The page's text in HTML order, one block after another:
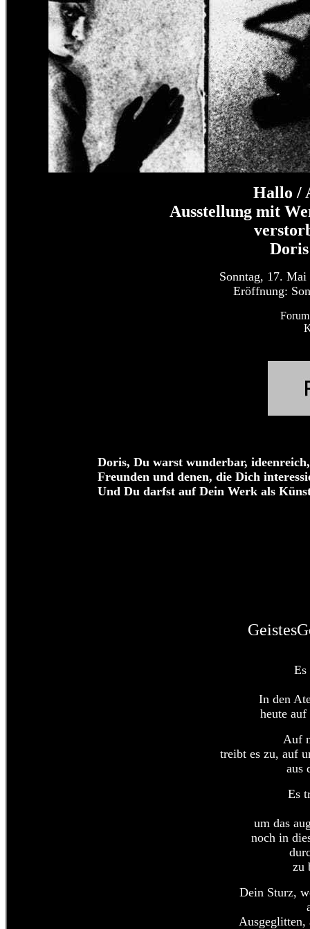
Hallo /
Ausstellung mit
Sonntag, 17.
Eröffnung:
Doris, Du warst wunderbar,
Freunden und denen, die Dich
Und Du darfst auf Dein Werk als
Es
In den
heute
Auf
treibt es zu, auf
aus
Es
um das
noch in
zu
Dein Sturz,
Ausgeglitten,